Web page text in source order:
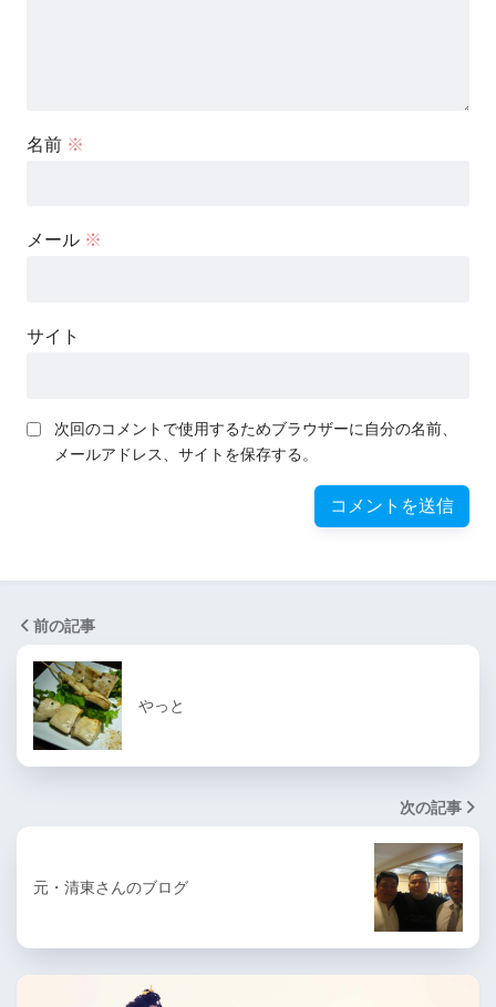
名前 ※
メール ※
サイト
次回のコメントで使用するためブラウザーに自分の名前、
メールアドレス、サイトを保存する。
前の記事
やっと
次の記事
元・清東さんのブログ